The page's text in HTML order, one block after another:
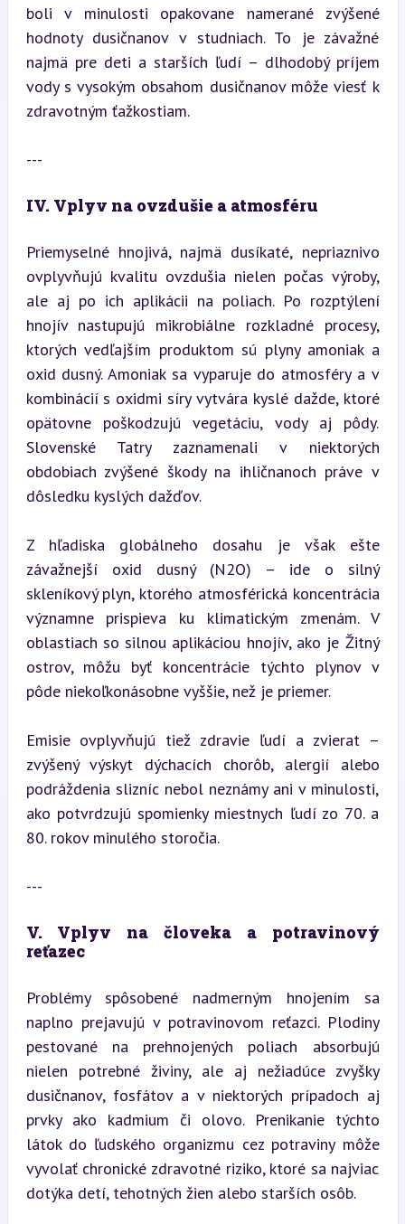
boli v minulosti opakovane namerané zvýšené
hodnoty dusičnanov v studniach. To je závažné
najmä pre deti a starších ľudí – dlhodobý príjem
vody s vysokým obsahom dusičnanov môže viesť k
zdravotným ťažkostiam.
---
IV. Vplyv na ovzdušie a atmosféru
Priemyselné hnojivá, najmä dusíkaté, nepriaznivo
ovplyvňujú kvalitu ovzdušia nielen počas výroby,
ale aj po ich aplikácii na poliach. Po rozptýlení
hnojív nastupujú mikrobiálne rozkladné procesy,
ktorých vedľajším produktom sú plyny amoniak a
oxid dusný. Amoniak sa vyparuje do atmosféry a v
kombinácií s oxidmi síry vytvára kyslé dažde, ktoré
opätovne poškodzujú vegetáciu, vody aj pôdy.
Slovenské Tatry zaznamenali v niektorých
obdobiach zvýšené škody na ihličnanoch práve v
dôsledku kyslých dažďov.
Z hľadiska globálneho dosahu je však ešte
závažnejší oxid dusný (N2O) – ide o silný
skleníkový plyn, ktorého atmosférická koncentrácia
významne prispieva ku klimatickým zmenám. V
oblastiach so silnou aplikáciou hnojív, ako je Žitný
ostrov, môžu byť koncentrácie týchto plynov v
pôde niekoľkonásobne vyššie, než je priemer.
Emisie ovplyvňujú tiež zdravie ľudí a zvierat –
zvýšený výskyt dýchacích chorôb, alergií alebo
podráždenia slizníc nebol neznámy ani v minulosti,
ako potvrdzujú spomienky miestnych ľudí zo 70. a
80. rokov minulého storočia.
---
V. Vplyv na človeka a potravinový
reťazec
Problémy spôsobené nadmerným hnojením sa
naplno prejavujú v potravinovom reťazci. Plodiny
pestované na prehnojených poliach absorbujú
nielen potrebné živiny, ale aj nežiadúce zvyšky
dusičnanov, fosfátov a v niektorých prípadoch aj
prvky ako kadmium či olovo. Prenikanie týchto
látok do ľudského organizmu cez potraviny môže
vyvolať chronické zdravotné riziko, ktoré sa najviac
dotýka detí, tehotných žien alebo starších osôb.